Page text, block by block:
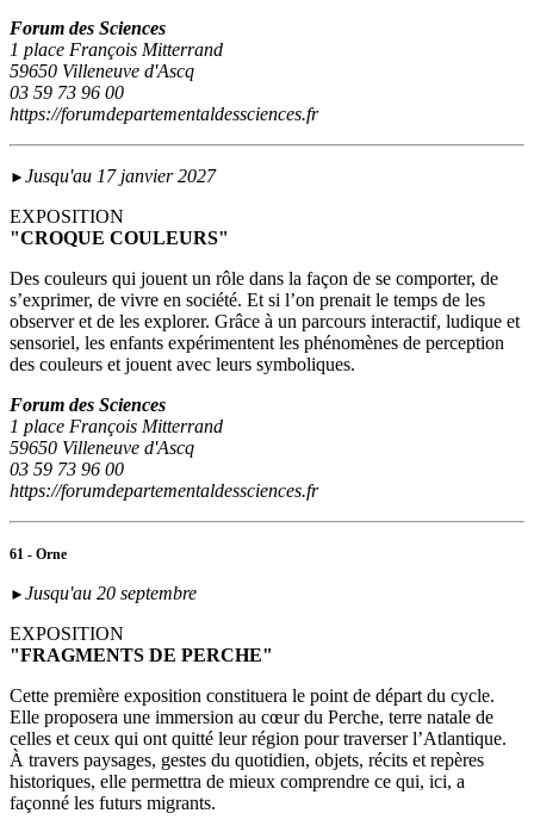
Forum des Sciences
1 place François Mitterrand
59650 Villeneuve d'Ascq
03 59 73 96 00
https://forumdepartementaldessciences.fr
► Jusqu'au 17 janvier 2027
EXPOSITION
"CROQUE COULEURS"
Des couleurs qui jouent un rôle dans la façon de se comporter, de
s’exprimer, de vivre en société. Et si l’on prenait le temps de les
observer et de les explorer. Grâce à un parcours interactif, ludique et
sensoriel, les enfants expérimentent les phénomènes de perception
des couleurs et jouent avec leurs symboliques.
Forum des Sciences
1 place François Mitterrand
59650 Villeneuve d'Ascq
03 59 73 96 00
https://forumdepartementaldessciences.fr
61 - Orne
► Jusqu'au 20 septembre
EXPOSITION
"FRAGMENTS DE PERCHE"
Cette première exposition constituera le point de départ du cycle.
Elle proposera une immersion au cœur du Perche, terre natale de
celles et ceux qui ont quitté leur région pour traverser l’Atlantique.
À travers paysages, gestes du quotidien, objets, récits et repères
historiques, elle permettra de mieux comprendre ce qui, ici, a
façonné les futurs migrants.